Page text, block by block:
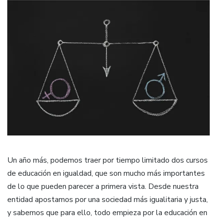
Un año más, podemos traer por tiempo limitado dos cursos
de educación en igualdad, que son mucho más importantes
de lo que pueden parecer a primera vista. Desde nuestra
entidad apostamos por una sociedad más igualitaria y justa,
y sabemos que para ello, todo empieza por la educación en